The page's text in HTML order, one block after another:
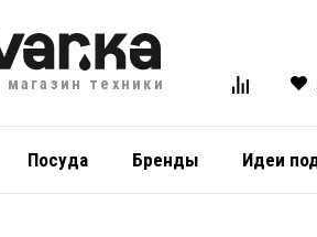
магазин техники
Посуда Бренды Идеи